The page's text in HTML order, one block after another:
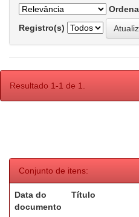
Registro(s)
Resultado 1-1 de 1.
Conjunto de itens:
Data do
documento
Título